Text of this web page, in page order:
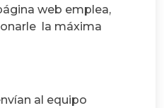
web emplea,
la máxima
al equipo